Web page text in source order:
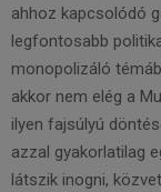
ahhoz kapcsolódó
legfontosabb
monopolizáló
akkor nem elég a
ilyen fajsúlyú
azzal gyakorlatilag
látszik inogni,